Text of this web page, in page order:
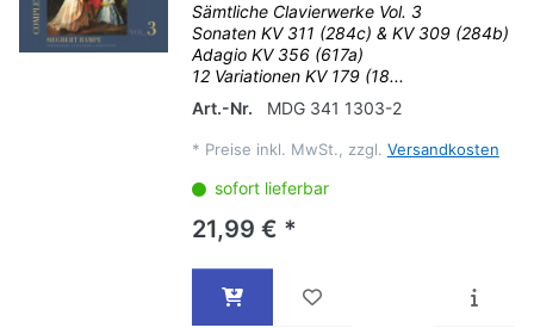
Sämtliche Clavierwerke Vol. 3
Sonaten KV 311 (284c) & KV 309 (284b)
Adagio KV 356 (617a)
12 Variationen KV 179 (18...
Art.-Nr.
MDG 341 1303-2
* Preise inkl. MwSt., zzgl. Versandkosten
sofort lieferbar
21,99 € *